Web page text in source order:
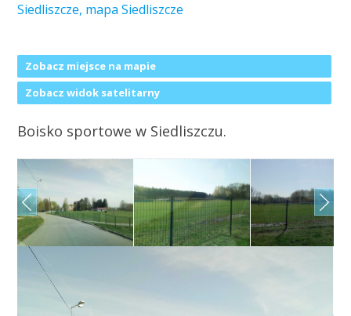
Siedliszcze, mapa Siedliszcze
Zobacz miejsce na mapie
Zobacz widok satelitarny
Boisko sportowe w Siedliszczu.